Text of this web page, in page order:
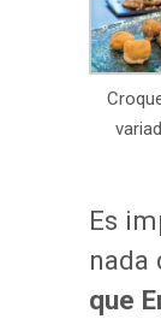
Es
nada
que